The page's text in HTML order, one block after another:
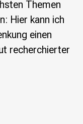
Themen
Hier kann ich
einen
recherchierter